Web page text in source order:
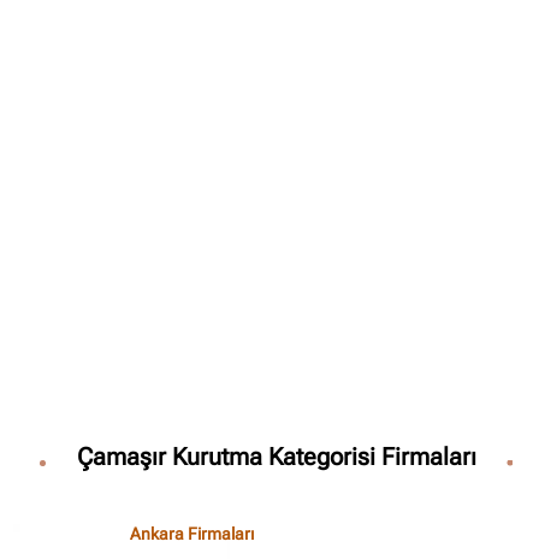
Çamaşır Kurutma Kategorisi Firmaları
Ankara Firmaları
Ankara Firmaları(672)
İzmir Firmaları